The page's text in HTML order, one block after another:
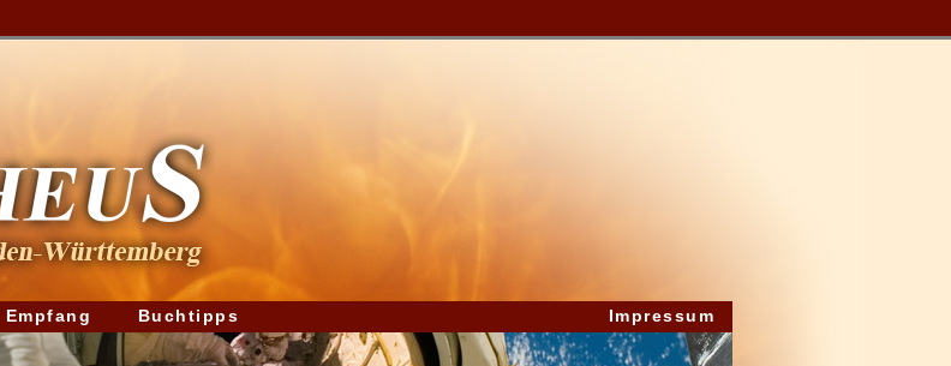
Empfang Buchtipps Impressum